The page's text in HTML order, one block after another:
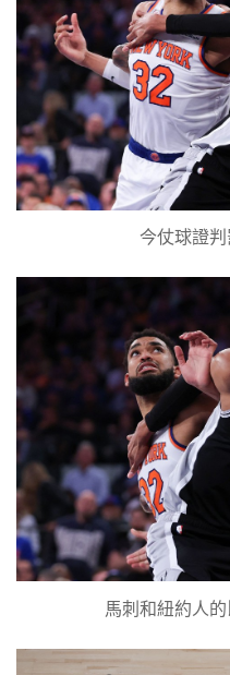
今仗球證
馬刺和紐約人